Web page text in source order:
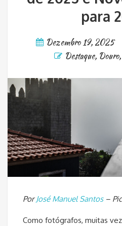
para
Dezembro 19, 2025
Destaque, Douro,
Por José Manuel Santos–
Como fotógrafos, muitas